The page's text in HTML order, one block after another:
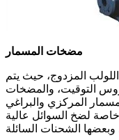
مضخات المسمار
المزدوج، حيث يتم
التوقيت، والمضخات
المركزي والبراغي
لضخ السوائل عالية